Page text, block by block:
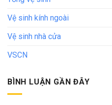
Vệ sinh kính ngoài
Vệ sinh nhà cửa
VSCN
BÌNH LUẬN GẦN ĐÂY